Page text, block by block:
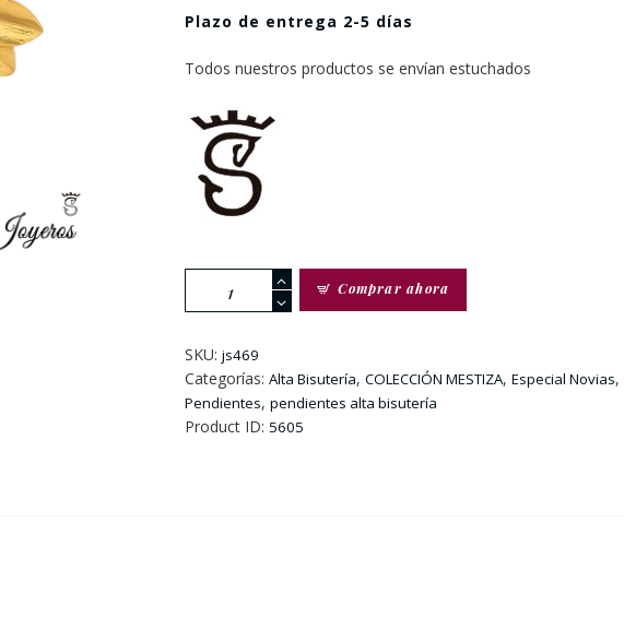
Plazo de entrega 2-5 días
Todos nuestros productos se envían estuchados
cantidad
Comprar ahora
SKU: js469
Categorías: Alta Bisutería, COLECCIÓN MESTIZA, Especial Novias,
Pendientes, pendientes alta bisutería
Product ID: 5605